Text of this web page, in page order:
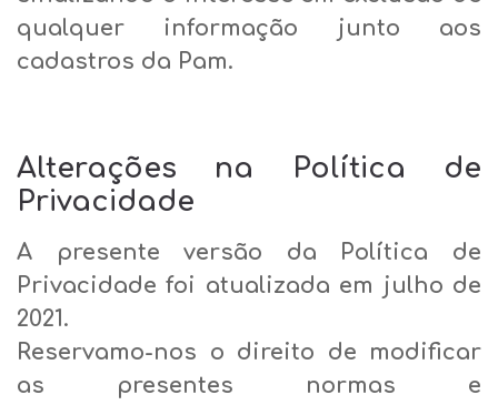
qualquer informação junto aos
cadastros da Pam.
Alterações na Política de
Privacidade
A presente versão da Política de
Privacidade foi atualizada em julho de
2021.
Reservamo-nos o direito de modificar
as presentes normas e